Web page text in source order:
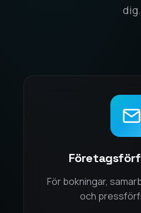
dig.
För bokningar,
och